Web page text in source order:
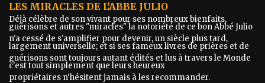
LES MIRACLES DE L'ABBE JULIO
Déjà célèbre de son vivant pour ses nombreux bienfaits,
guérisons et autres "miracles" la notoriété de ce bon Abbé Julio
n'a cessé de s'amplifier pour devenir, un siècle plus tard,
largement universelle; et si ses fameux livres de prières et de
guérisons sont toujours autant édités et lus à travers le Monde
c'est tout simplement que leurs heureux
propriétaires n'hésitent jamais à les recommander.